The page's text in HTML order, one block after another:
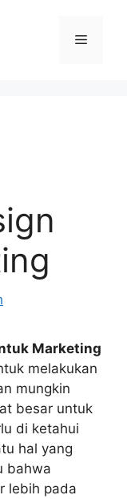
Menu
Marketing
melakukan
mungkin
besar untuk
di ketahui
hal yang
bahwa
lebih pada